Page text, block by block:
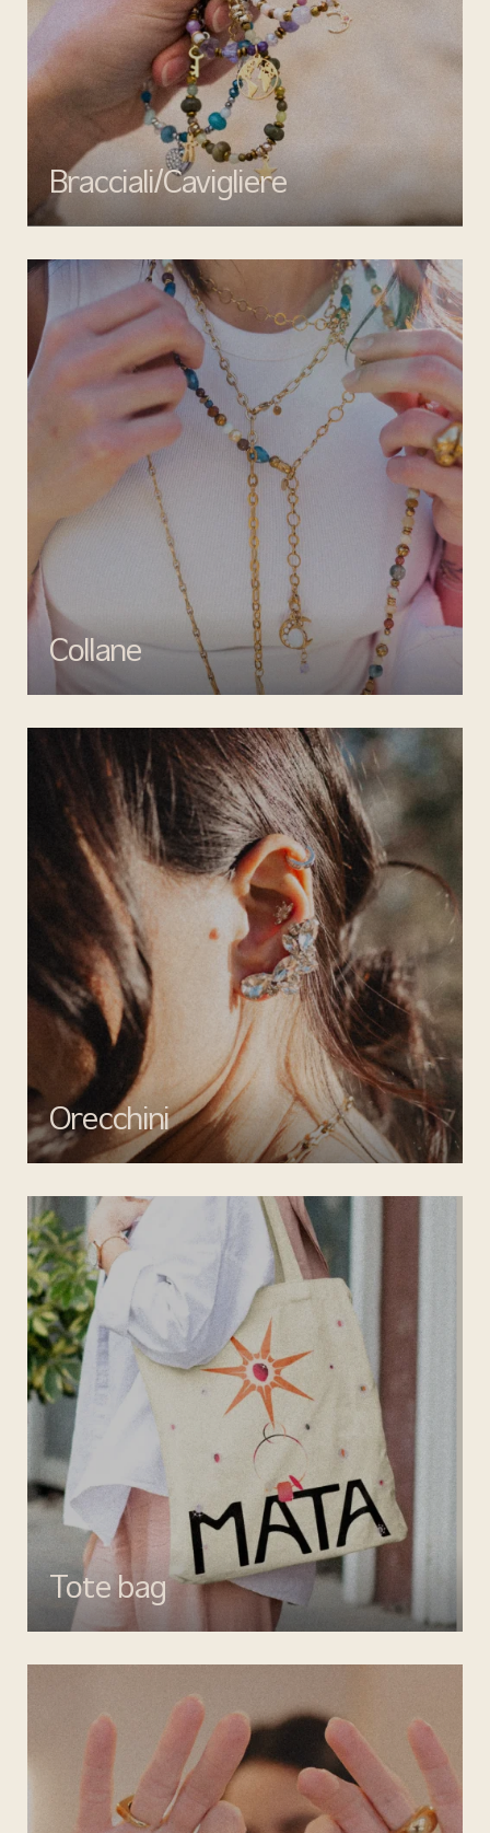
Bracciali/Cavigliere
Completa il tuo look con i bracciali e cavigliere di Mata gioielli:
Collane
Esalta il tuo look con le collane di Mata gioielli, un perfetto mix di
Orecchini
Valorizza ogni outfit con gli orecchini di Mata gioielli: creazioni
Tote bag
Esalta il tuo look con gli accessori MATA, dettagli di stile per ogni